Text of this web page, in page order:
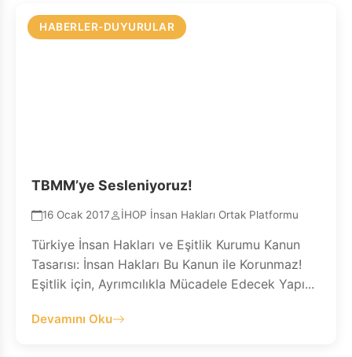
HABERLER-DUYURULAR
TBMM’ye Sesleniyoruz!
16 Ocak 2017 İHOP İnsan Hakları Ortak Platformu
Türkiye İnsan Hakları ve Eşitlik Kurumu Kanun
Tasarısı: İnsan Hakları Bu Kanun ile Korunmaz!
Eşitlik için, Ayrımcılıkla Mücadele Edecek Yapı...
Devamını Oku